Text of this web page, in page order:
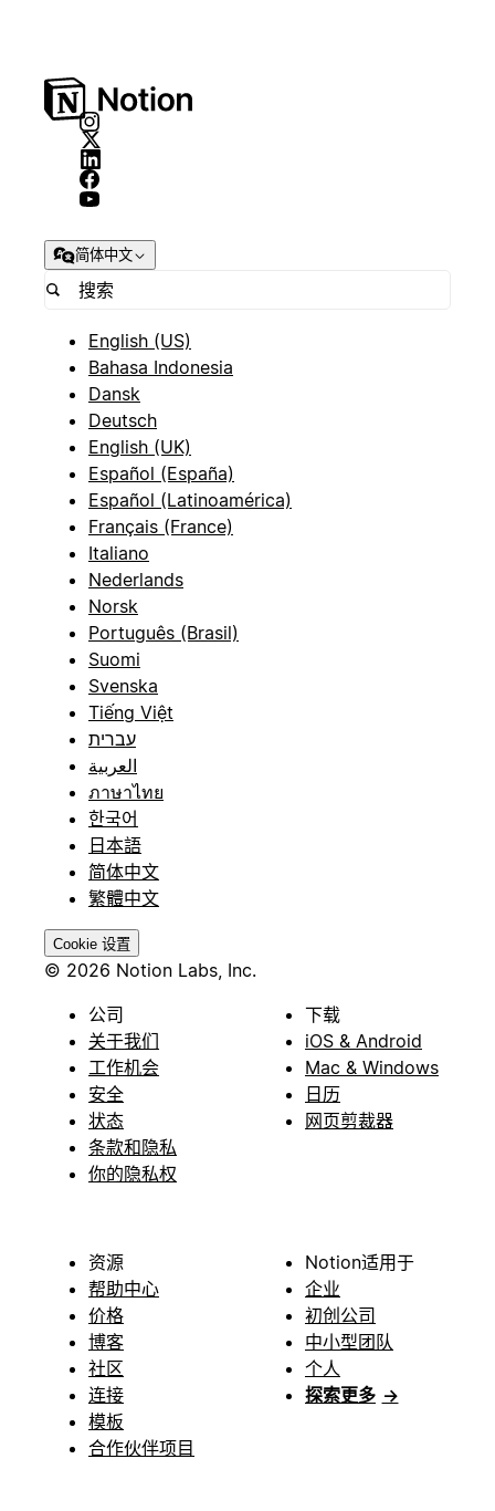
简体中文
English (US)
Bahasa Indonesia
Dansk
Deutsch
English (UK)
Español (España)
Español (Latinoamérica)
Français (France)
Italiano
Nederlands
Norsk
Português (Brasil)
Suomi
Svenska
Tiếng Việt
עברית
العربية
ภาษาไทย
한국어
日本語
简体中文
繁體中文
Cookie 设置
© 2026 Notion Labs, Inc.
公司
关于我们
工作机会
安全
状态
条款和隐私
你的隐私权
下载
iOS & Android
Mac & Windows
日历
网页剪裁器
资源
帮助中心
价格
博客
社区
连接
模板
合作伙伴项目
Notion适用于
企业
初创公司
中小型团队
个人
探索更多 →